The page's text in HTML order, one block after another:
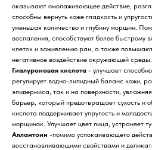
оказывают омолаживающее действие,
способны вернуть коже гладкость и
уменьшая количество и глубину морщин.
воспаления, способствуют более быстрому
клеток и заживлению ран, а также
негативное воздействие окружающей среды.
Гиалуроновая кислота - улучшает
регулирует водно-липидный баланс кожи,
эпидермиса, так и на поверхности,
барьер, который предотвращает сухость и
кислота поддерживает упругость и
морщинок. Улучшает цвет лица, устраняет
Аллантоин -помимо успокаивающего
восстанавливающими свойствами и